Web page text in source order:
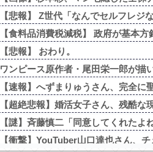
【悲報】 Z世代「なんでセルフレジ
【食料品消費税減税】 政府が基本
【悲報】 おわり。
ワンピース原作者・尾田栄一郎が描
【速報】へずまりゅうさん、完全
【超絶悲報】婚活女子さん、残酷
【謎】斉藤慎二「同意してくれた
【衝撃】YouTuber山口達也さん、